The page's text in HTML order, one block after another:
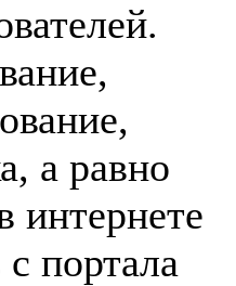
а равно
интернете
портала